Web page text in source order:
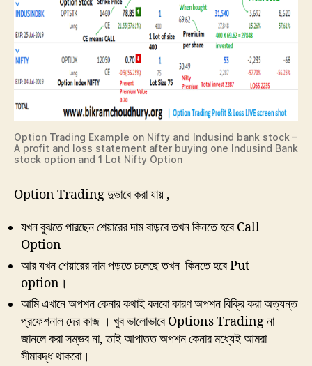
Option Trading Example on Nifty and Indusind bank stock –
A profit and loss statement after buying one Indusind Bank
stock option and 1 Lot Nifty Option
Option Trading দুভাবে করা যায় ,
যখন বুঝতে পারছেন শেয়ারের দাম বাড়বে তখন কিনতে হবে Call
Option
আর যখন শেয়ারের দাম পড়তে চলেছে তখন কিনতে হবে Put
option।
আমি এখানে অপশন কেনার কথাই বলবো কারণ অপশন বিক্রি করা অত্যন্ত
প্রফেশনাল দের কাজ । খুব ভালোভাবে Options Trading না
জানলে করা সম্ভব না, তাই আপাতত অপশন কেনার মধ্যেই আমরা
সীমাবদ্ধ থাকবো।